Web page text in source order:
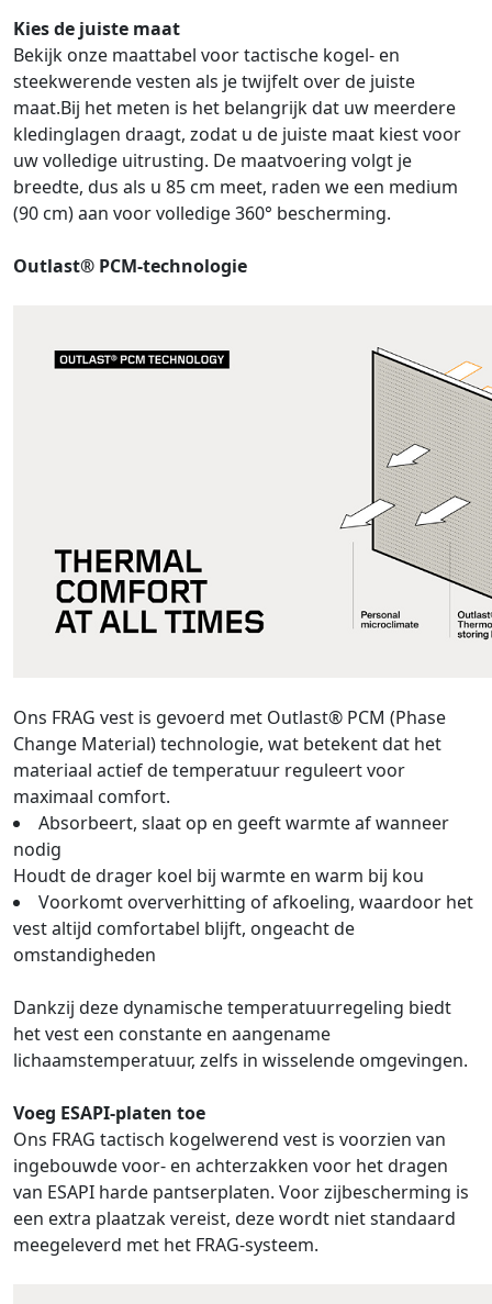
Kies de juiste maat
Bekijk onze maattabel voor tactische kogel- en
steekwerende vesten als je twijfelt over de juiste
maat.Bij het meten is het belangrijk dat uw meerdere
kledinglagen draagt, zodat u de juiste maat kiest voor
uw volledige uitrusting. De maatvoering volgt je
breedte, dus als u 85 cm meet, raden we een medium
(90 cm) aan voor volledige 360° bescherming.
Outlast® PCM-technologie
Ons FRAG vest is gevoerd met Outlast® PCM (Phase
Change Material) technologie, wat betekent dat het
materiaal actief de temperatuur reguleert voor
maximaal comfort.
Absorbeert, slaat op en geeft warmte af wanneer
nodig
Houdt de drager koel bij warmte en warm bij kou
Voorkomt oververhitting of afkoeling, waardoor het
vest altijd comfortabel blijft, ongeacht de
omstandigheden
Dankzij deze dynamische temperatuurregeling biedt
het vest een constante en aangename
lichaamstemperatuur, zelfs in wisselende omgevingen.
Voeg ESAPI-platen toe
Ons FRAG tactisch kogelwerend vest is voorzien van
ingebouwde voor- en achterzakken voor het dragen
van ESAPI harde pantserplaten. Voor zijbescherming is
een extra plaatzak vereist, deze wordt niet standaard
meegeleverd met het FRAG-systeem.